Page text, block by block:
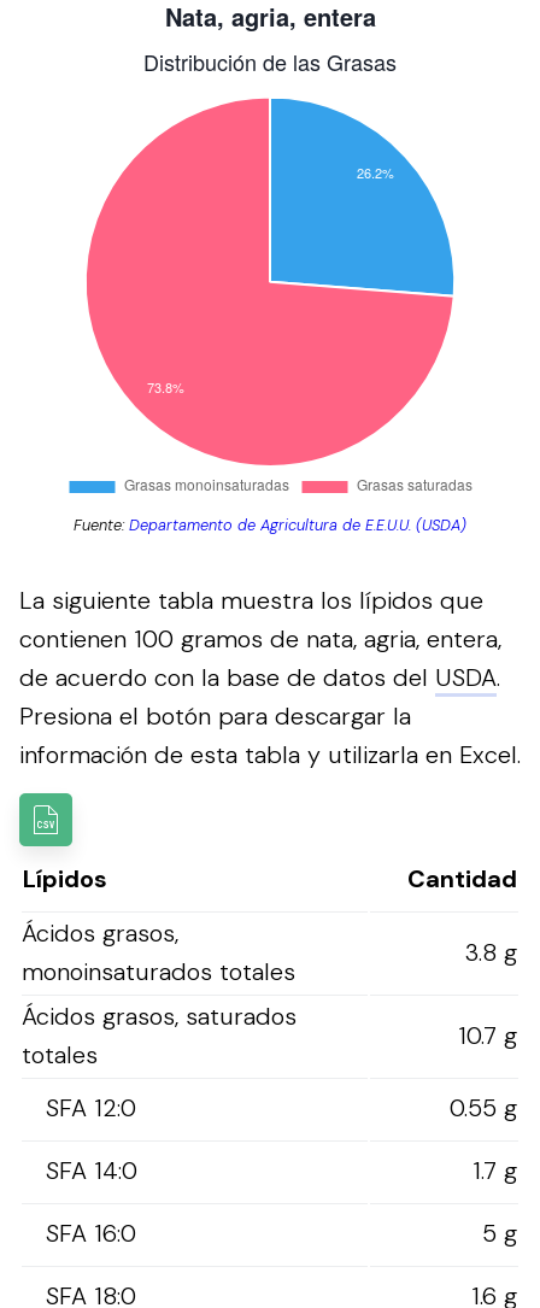
Fuente:Departamento de Agricultura de E.E.U.U. (USDA)
La siguiente tabla muestra los lípidos que
contienen 100 gramos de nata, agria, entera,
de acuerdo con la base de datos del USDA.
Presiona el botón para descargar la
información de esta tabla y utilizarla en Excel.
Lípidos
Cantidad
Ácidos grasos,
monoinsaturados totales
3.8 g
Ácidos grasos, saturados
totales
10.7 g
SFA 12:0
0.55 g
SFA 14:0
1.7 g
SFA 16:0
5 g
SFA 18:0
1.6 g